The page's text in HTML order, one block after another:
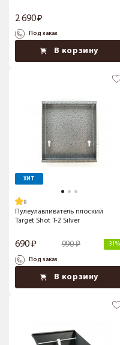
2 690
Под заказ
В корзину
ХИТ
Пулеулавливатель плоский
Target Shot T-2 Silver
690 990 -31%
Под заказ
В корзину